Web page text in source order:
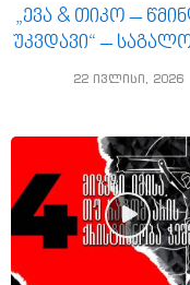
„ევა & თიკო –
უკვდავი“ –
22 ივლისი, 2026